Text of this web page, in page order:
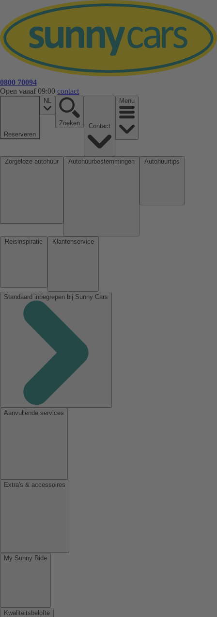
0800 70094
Open vanaf 09:00 contact
Reserveren
NL
Zoeken
Menu
Standaard inbegrepen bij Sunny Cars
Aanvullende services
Extra's & accessoires
My Sunny Ride
Kwaliteitsbelofte